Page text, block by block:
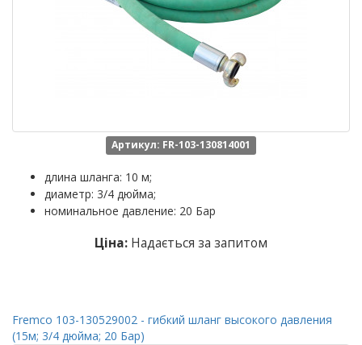
Артикул: FR-103-130814001
длина шланга: 10 м;
диаметр: 3/4 дюйма;
номинальное давление: 20 Бар
Ціна: Надається за запитом
Fremco 103-130529002 - гибкий шланг высокого давления
(15м; 3/4 дюйма; 20 Бар)